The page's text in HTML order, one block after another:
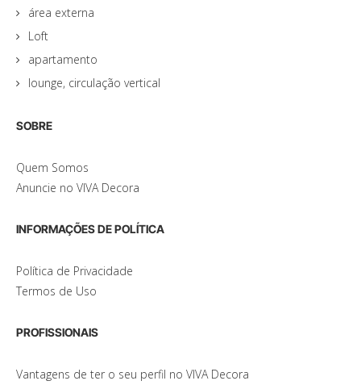
área externa
Loft
apartamento
lounge, circulação vertical
SOBRE
Quem Somos
Anuncie no VIVA Decora
INFORMAÇÕES DE POLÍTICA
Política de Privacidade
Termos de Uso
PROFISSIONAIS
Vantagens de ter o seu perfil no VIVA Decora